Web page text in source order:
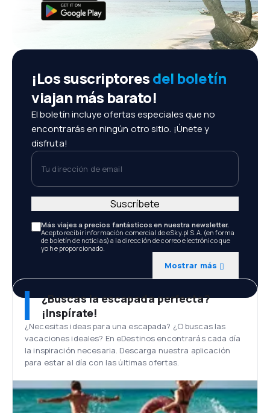
¡Los suscriptoresdel boletín
viajan más barato!
El boletín incluye ofertas especiales que no
encontrarás en ningún otro sitio. ¡Únete y
disfruta!
Tu dirección de email
Más viajes a precios fantásticos en nuestra newsletter.
Acepto recibir información comercial de eSky.pl S.A. (en forma
de boletín de noticias) a la dirección de correo electrónico que
yo he proporcionado.
Mostrar más
Suscríbete
¿Buscas la escapada perfecta?
¡Inspírate!
¿Necesitas ideas para una escapada? ¿O buscas las
vacaciones ideales? En eDestinos encontrarás cada día
la inspiración necesaria. Descarga nuestra aplicación
para estar al día con las últimas ofertas.